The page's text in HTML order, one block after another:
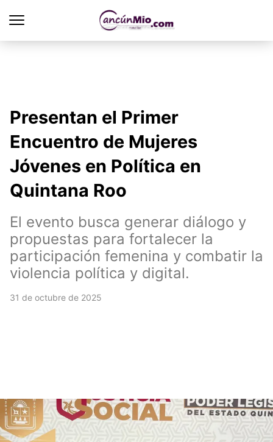
Presentan el Primer
Encuentro de Mujeres
Jóvenes en Política en
Quintana Roo
El evento busca generar diálogo y
propuestas para fortalecer la
participación femenina y combatir la
violencia política y digital.
31 de octubre de 2025